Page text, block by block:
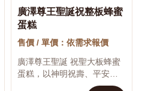
♡
廣澤尊王聖誕祝整板蜂蜜
蛋糕
售價 / 單價：依需求報價
廣澤尊王聖誕 祝聖大板蜂蜜
蛋糕，以神明祝壽、平安祈
福、吉祥文字及傳統宮廟文